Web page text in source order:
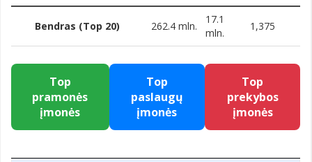
Bendras (Top 20) 262.4 mln.
17.1
mln.
1,375
Top
pramonės
įmonės
Top
paslaugų
įmonės
Top
prekybos
įmonės